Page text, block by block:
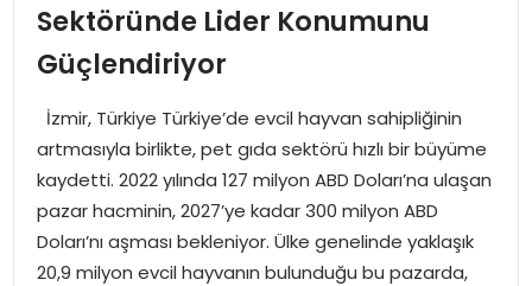
Sektöründe Lider Konumunu
Güçlendiriyor
İzmir, Türkiye Türkiye’de evcil hayvan sahipliğinin
artmasıyla birlikte, pet gıda sektörü hızlı bir büyüme
kaydetti. 2022 yılında 127 milyon ABD Doları’na ulaşan
pazar hacminin, 2027’ye kadar 300 milyon ABD
Doları’nı aşması bekleniyor. Ülke genelinde yaklaşık
20,9 milyon evcil hayvanın bulunduğu bu pazarda,